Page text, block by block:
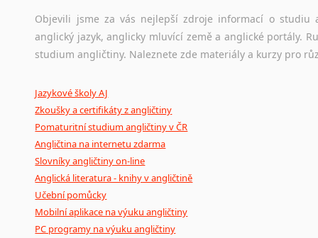
původního zdroje textu.
Ostatní pomůcky pro překladatele
poradny a pravidla
Objevili jsme za vás nejlepší zdroje informací o studiu
anglický jazyk, anglicky mluvící země a anglické portály.
studium angličtiny. Naleznete zde materiály a kurzy pro
Jazykové školy AJ
Zkoušky a certifikáty z angličtiny
Pomaturitní studium angličtiny v ČR
Angličtina na internetu zdarma
Slovníky angličtiny on-line
Anglická literatura - knihy v angličtině
Učební pomůcky
Mobilní aplikace na výuku angličtiny
PC programy na výuku angličtiny